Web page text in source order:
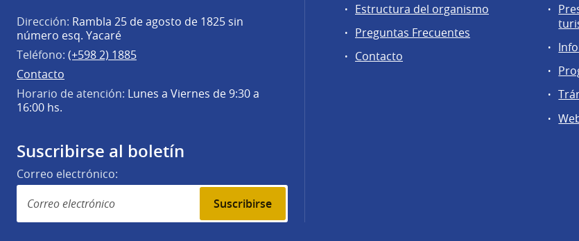
Dirección: Rambla 25 de agosto de 1825 sin
número esq. Yacaré
Teléfono: (+598 2) 1885
Contacto
Horario de atención: Lunes a Viernes de 9:30 a
16:00 hs.
Suscribirse al boletín
Correo electrónico:
Suscribirse
Estructura del organismo
Preguntas Frecuentes
Contacto